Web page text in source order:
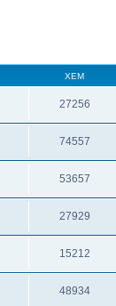
XEM
27256
74557
53657
27929
15212
48934